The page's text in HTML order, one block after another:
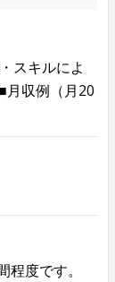
スキルによ
月収例（月20
度です。